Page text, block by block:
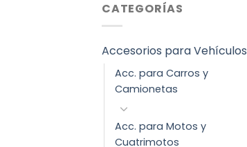
CATEGORÍAS
Accesorios para Vehículos
Acc. para Carros y
Camionetas
Acc. para Motos y
Cuatrimotos